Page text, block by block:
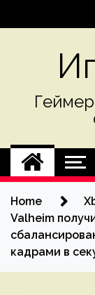
Home
Valheim
кадрами в